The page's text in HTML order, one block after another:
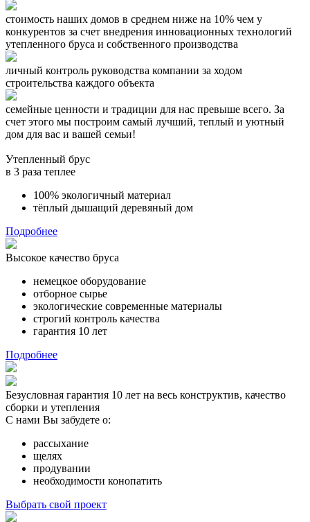
стоимость наших домов в среднем ниже на 10% чем у
конкурентов за счет внедрения инновационных технологий
утепленного бруса и собственного производства
личный контроль руководства компании за ходом
строительства каждого объекта
семейные ценности и традиции для нас превыше всего. За
счет этого мы построим самый лучший, теплый и уютный
дом для вас и вашей семьи!
Утепленный брус
в 3 раза теплее
100% экологичный материал
тёплый дышащий деревяный дом
Подробнее
Высокое качество бруса
немецкое оборудование
отборное сырье
экологические современные материалы
строгий контроль качества
гарантия 10 лет
Подробнее
Безусловная гарантия 10 лет на весь конструктив, качество
сборки и утепления
С нами Вы забудете о:
рассыхание
щелях
продувании
необходимости конопатить
Выбрать свой проект